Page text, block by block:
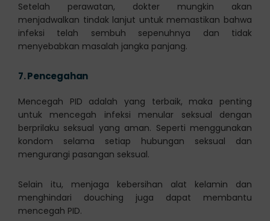
Setelah perawatan, dokter mungkin akan
menjadwalkan tindak lanjut untuk memastikan bahwa
infeksi telah sembuh sepenuhnya dan tidak
menyebabkan masalah jangka panjang.
7.Pencegahan
Mencegah PID adalah yang terbaik, maka penting
untuk mencegah infeksi menular seksual dengan
berprilaku seksual yang aman. Seperti menggunakan
kondom selama setiap hubungan seksual dan
mengurangi pasangan seksual.
Selain itu, menjaga kebersihan alat kelamin dan
menghindari douching juga dapat membantu
mencegah PID.